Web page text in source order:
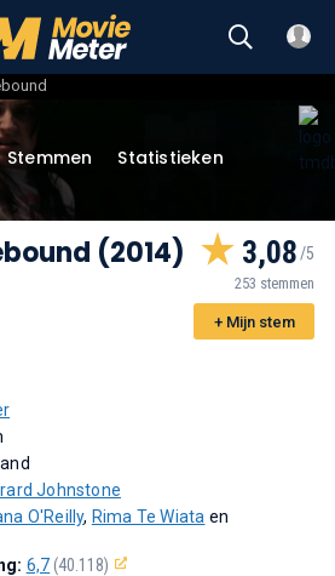
Stemmen Statistieken
(2014) 3,08
253 stemmen
+ Mijn stem
Johnstone
O'Reilly, Rima Te Wiata en
6,7(40.118)